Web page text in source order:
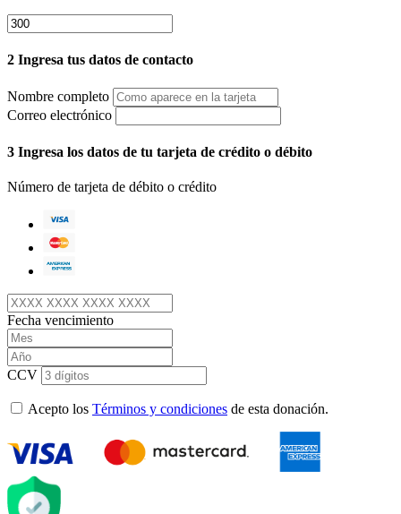
2 Ingresa tus datos de contacto
Nombre completo
Correo electrónico
3 Ingresa los datos de tu tarjeta de crédito o débito
Número de tarjeta de débito o crédito
Fecha vencimiento
CCV
Acepto los Términos y condiciones de esta donación.